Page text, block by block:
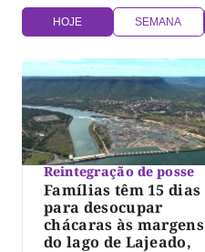
HOJE SEMANA
Reintegração de posse
Famílias têm 15 dias
para desocupar
chácaras às margens
do lago de Lajeado,